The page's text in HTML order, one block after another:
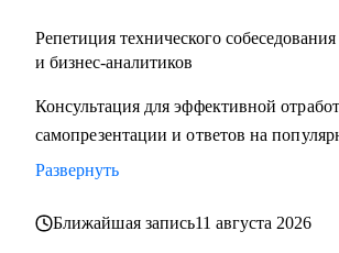
Репетиция технического
и бизнес-аналитиков
Консультация для эффективной
самопрезентации и ответов на
Развернуть
Ближайшая запись11 августа 2026